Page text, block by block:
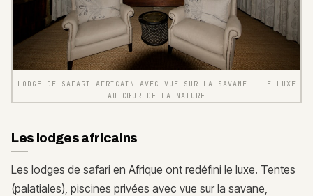
LODGE DE SAFARI AFRICAIN AVEC VUE SUR LA SAVANE - LE LUXE
AU CŒUR DE LA NATURE
Les lodges africains
Les lodges de safari en Afrique ont redéfini le luxe. Tentes
(palatiales), piscines privées avec vue sur la savane,